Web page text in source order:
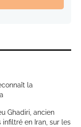
la
Ghadiri, ancien
en Iran, sur les